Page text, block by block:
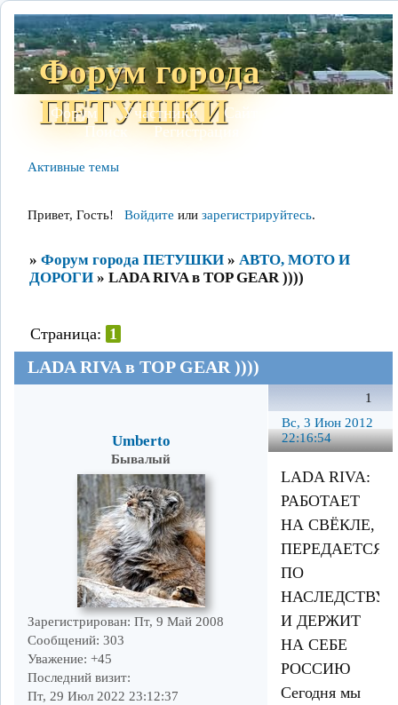
Форум города
ПЕТУШКИ
Форум Участники Сайт
Поиск
Регистрация
Активные темы
Привет, Гость! Войдите или зарегистрируйтесь.
» Форум города ПЕТУШКИ » АВТО, МОТО И
ДОРОГИ » LADA RIVA в TOP GEAR ))))
LADA RIVA в TOP GEAR ))))
Страница: 1
1
Вс, 3 Июн 2012
22:16:54
Umberto
Бывалый
Зарегистрирован: Пт, 9 Май 2008
Сообщений: 303
Уважение: +45
Последний визит:
Пт, 29 Июл 2022 23:12:37
LADA RIVA:
РАБОТАЕТ
НА СВЁКЛЕ,
ПЕРЕДАЕТСЯ
ПО
НАСЛЕДСТВУ
И ДЕРЖИТ
НА СЕБЕ
РОССИЮ
Сегодня мы